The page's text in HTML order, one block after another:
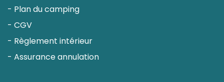
- Plan du camping
- CGV
- Règlement intérieur
- Assurance annulation